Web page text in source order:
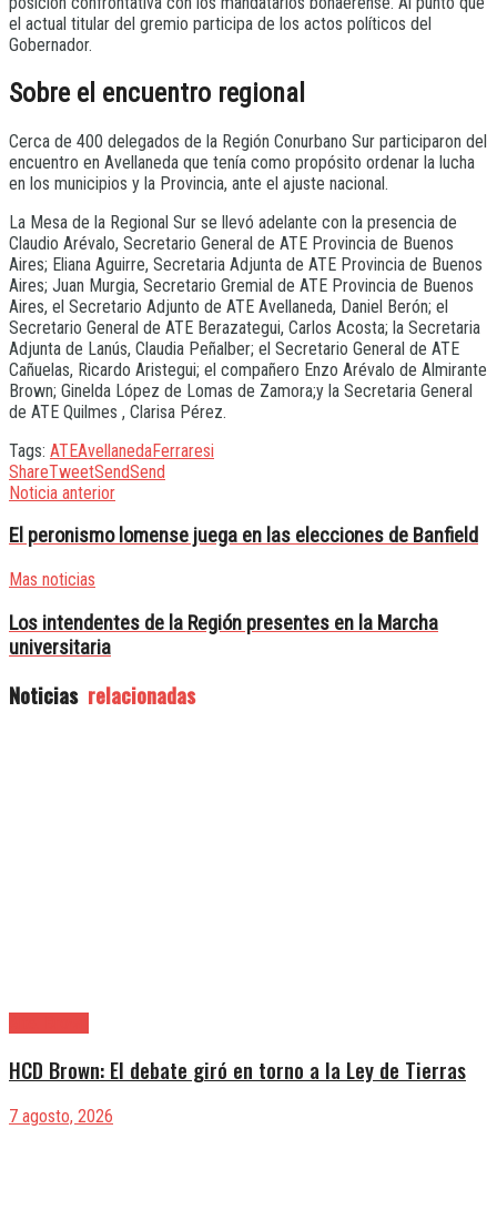
el actual titular del gremio participa de los actos políticos del
Gobernador.
Sobre el encuentro regional
Cerca de 400 delegados de la Región Conurbano Sur participaron del
encuentro en Avellaneda que tenía como propósito ordenar la lucha
en los municipios y la Provincia, ante el ajuste nacional.
La Mesa de la Regional Sur se llevó adelante con la presencia de
Claudio Arévalo, Secretario General de ATE Provincia de Buenos
Aires; Eliana Aguirre, Secretaria Adjunta de ATE Provincia de Buenos
Aires; Juan Murgia, Secretario Gremial de ATE Provincia de Buenos
Aires, el Secretario Adjunto de ATE Avellaneda, Daniel Berón; el
Secretario General de ATE Berazategui, Carlos Acosta; la Secretaria
Adjunta de Lanús, Claudia Peñalber; el Secretario General de ATE
Cañuelas, Ricardo Aristegui; el compañero Enzo Arévalo de Almirante
Brown; Ginelda López de Lomas de Zamora;y la Secretaria General
de ATE Quilmes , Clarisa Pérez.
Tags: ATEAvellanedaFerraresi
ShareTweetSendSend
Noticia anterior
El peronismo lomense juega en las elecciones de Banfield
Mas noticias
Los intendentes de la Región presentes en la Marcha
universitaria
Noticias relacionadas
HCD Brown: El debate giró en torno a la Ley de Tierras
7 agosto, 2026